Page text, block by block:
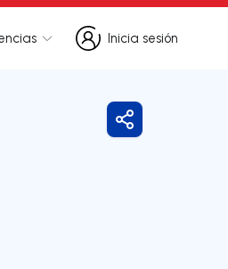
Inicia sesión
Inicia sesión
Compartir